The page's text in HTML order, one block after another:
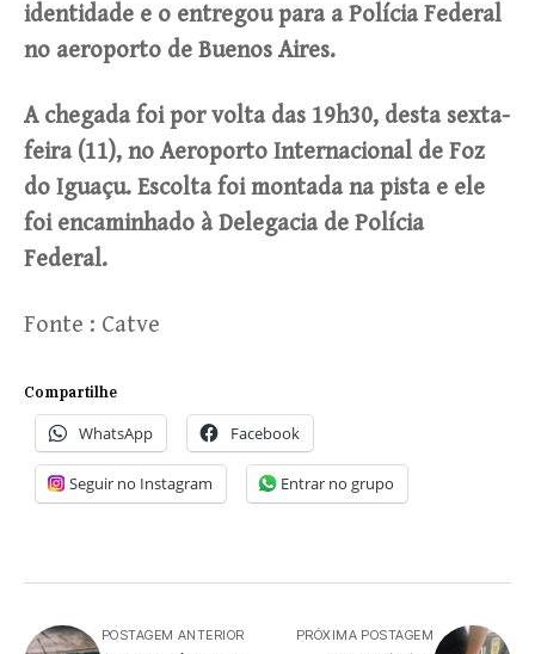
identidade e o entregou para a Polícia Federal
no aeroporto de Buenos Aires.
A chegada foi por volta das 19h30, desta sexta-
feira (11), no Aeroporto Internacional de Foz
do Iguaçu. Escolta foi montada na pista e ele
foi encaminhado à Delegacia de Polícia
Federal.
Fonte : Catve
Compartilhe
WhatsApp Facebook
Seguir no Instagram Entrar no grupo
POSTAGEM ANTERIOR PRÓXIMA POSTAGEM